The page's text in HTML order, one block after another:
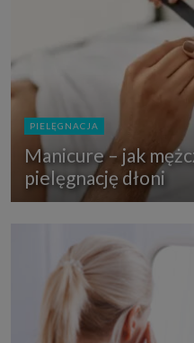
PIELĘGNACJA
Manicure – jak
pielęgnację dłoni